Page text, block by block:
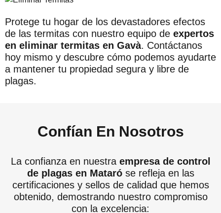
Protege tu hogar de los devastadores efectos
de las termitas con nuestro equipo de expertos
en eliminar termitas en Gavà. Contáctanos
hoy mismo y descubre cómo podemos ayudarte
a mantener tu propiedad segura y libre de
plagas.
Confían En Nosotros
La confianza en nuestra empresa de control
de plagas en Mataróse refleja en las
certificaciones y sellos de calidad que hemos
obtenido, demostrando nuestro compromiso
con la excelencia: